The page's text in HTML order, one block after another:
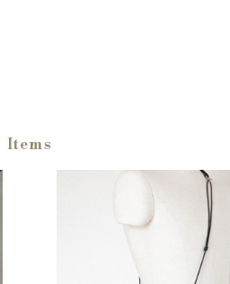
Items